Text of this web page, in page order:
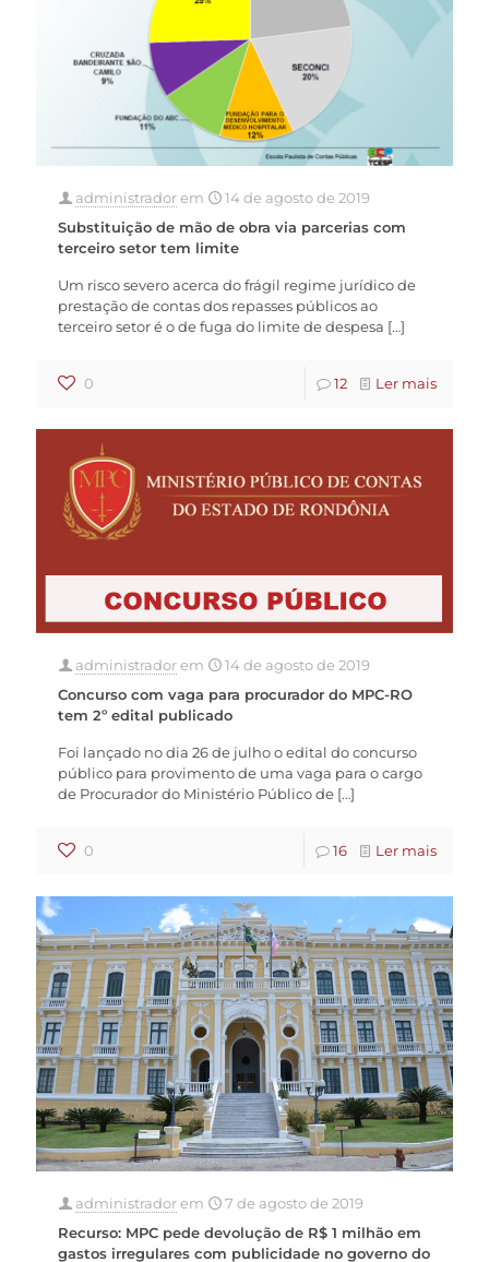
administradorem
14 de agosto de 2019
Substituição de mão de obra via parcerias com
terceiro setor tem limite
Um risco severo acerca do frágil regime jurídico de
prestação de contas dos repasses públicos ao
terceiro setor é o de fuga do limite de despesa […]
0 12 Ler mais
administradorem
14 de agosto de 2019
Concurso com vaga para procurador do MPC-RO
tem 2º edital publicado
Foi lançado no dia 26 de julho o edital do concurso
público para provimento de uma vaga para o cargo
de Procurador do Ministério Público de […]
0 16 Ler mais
administradorem
7 de agosto de 2019
Recurso: MPC pede devolução de R$ 1 milhão em
gastos irregulares com publicidade no governo do